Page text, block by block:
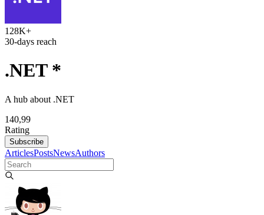
128K+
30-days reach
.NET*
A hub about .NET
140,99
Rating
Subscribe
ArticlesPostsNewsAuthors